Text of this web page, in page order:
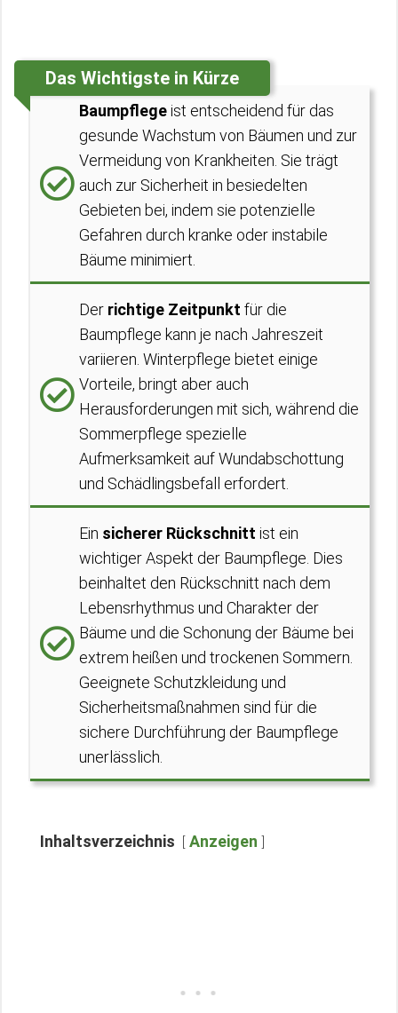
Das Wichtigste in Kürze
Baumpflegeist entscheidend für das
gesunde Wachstum von Bäumen und zur
Vermeidung von Krankheiten. Sie trägt
auch zur Sicherheit in besiedelten
Gebieten bei, indem sie potenzielle
Gefahren durch kranke oder instabile
Bäume minimiert.
Der richtige Zeitpunkt für die
Baumpflege kann je nach Jahreszeit
variieren. Winterpflege bietet einige
Vorteile, bringt aber auch
Herausforderungen mit sich, während die
Sommerpflege spezielle
Aufmerksamkeit auf Wundabschottung
und Schädlingsbefall erfordert.
Ein sicherer Rückschnitt ist ein
wichtiger Aspekt der Baumpflege. Dies
beinhaltet den Rückschnitt nach dem
Lebensrhythmus und Charakter der
Bäume und die Schonung der Bäume bei
extrem heißen und trockenen Sommern.
Geeignete Schutzkleidung und
Sicherheitsmaßnahmen sind für die
sichere Durchführung der Baumpflege
unerlässlich.
Inhaltsverzeichnis Anzeigen